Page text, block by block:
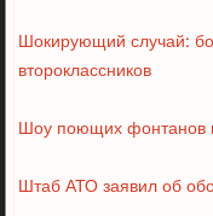
Шокирующий случай:
второклассников
Шоу поющих фонтанов
Штаб АТО заявил об